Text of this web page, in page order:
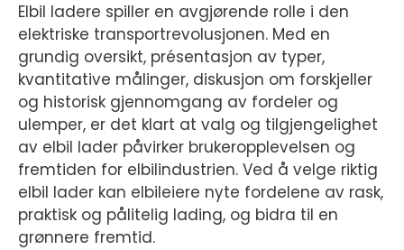
Elbil ladere spiller en avgjørende rolle i den
elektriske transportrevolusjonen. Med en
grundig oversikt, présentasjon av typer,
kvantitative målinger, diskusjon om forskjeller
og historisk gjennomgang av fordeler og
ulemper, er det klart at valg og tilgjengelighet
av elbil lader påvirker brukeropplevelsen og
fremtiden for elbilindustrien. Ved å velge riktig
elbil lader kan elbileiere nyte fordelene av rask,
praktisk og pålitelig lading, og bidra til en
grønnere fremtid.